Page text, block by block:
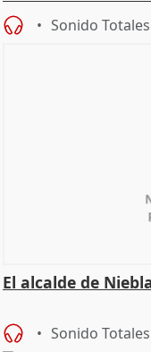
Sonido Totales
El alcalde de
Sonido Totales